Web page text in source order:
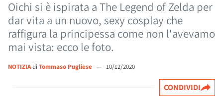
Oichi si è ispirata a The Legend of Zelda per
dar vita a un nuovo, sexy cosplay che
raffigura la principessa come non l'avevamo
mai vista: ecco le foto.
NOTIZIAdi Tommaso Pugliese — 10/12/2020
CONDIVIDI